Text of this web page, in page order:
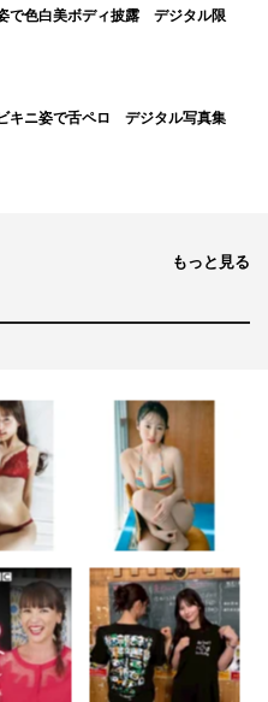
で色白美ボディ披露 デジタル限
キニ姿で舌ペロ デジタル写真集
もっと見る